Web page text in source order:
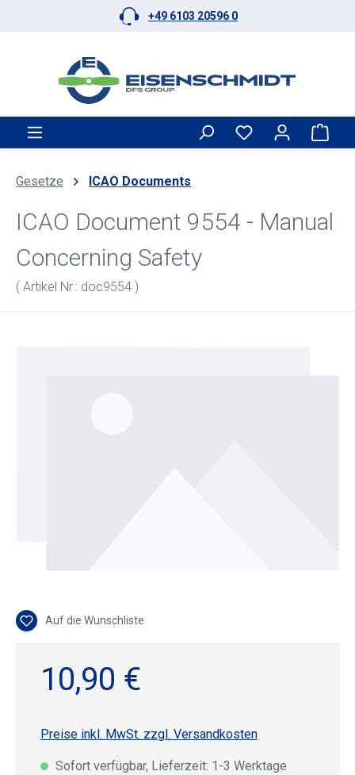
Zum Hauptinhalt springen+49 6103 20596 0
Gesetze ICAO Documents
ICAO Document 9554 - Manual
Concerning Safety
( Artikel Nr.: doc9554 )
Auf die Wunschliste
10,90 €
Preise inkl. MwSt. zzgl. Versandkosten
Sofort verfügbar, Lieferzeit: 1-3 Werktage